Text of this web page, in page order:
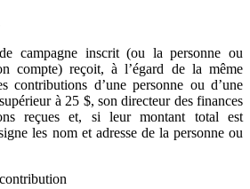
campagne inscrit (ou la personne ou
compte) reçoit, à l’égard de la même
contributions d’une personne ou d’une
à 25 $, son directeur des finances
reçues et, si leur montant total est
les nom et adresse de la personne ou